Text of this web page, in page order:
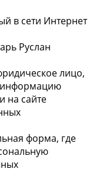
в сети Интернет
Руслан
лицо,
информацию
на сайте
форма, где